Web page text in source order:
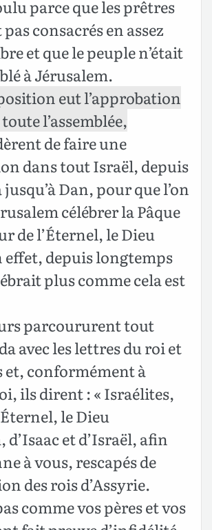
parce que les prêtres
pas consacrés en assez
et que le peuple n’était
à Jérusalem.
eut l’approbation
l’assemblée,
de faire une
dans tout Israël, depuis
Dan, pour que l’on
célébrer la Pâque
de l’Éternel, le Dieu
effet, depuis longtemps
plus comme cela est
parcoururent tout
avec les lettres du roi et
et, conformément à
ils dirent : « Israélites,
le Dieu
d’Isaac et d’Israël, afin
à vous, rescapés de
des rois d’Assyrie.
comme vos pères et vos